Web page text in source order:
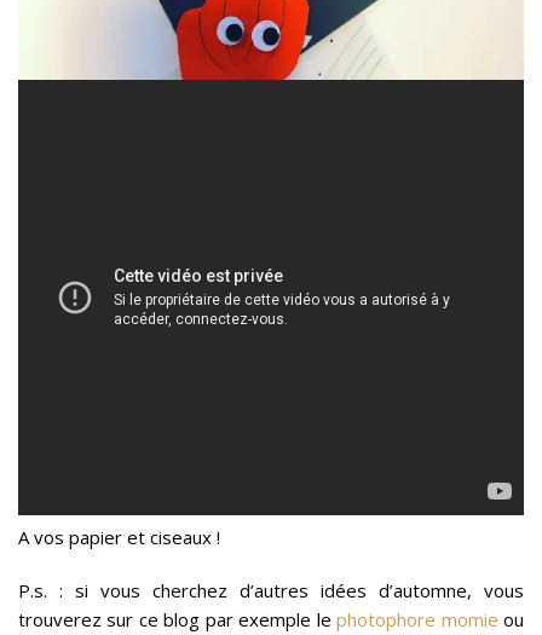
A vos papier et ciseaux !
P.s. : si vous cherchez d’autres idées d’automne, vous
trouverez sur ce blog par exemple lephotophore momie ou